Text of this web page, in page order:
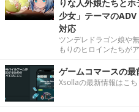
りな人外娘たちと
少女」テーマの
対応
ツンデレドラゴン娘や
もりのヒロインたちが
ゲームコマースの
Xsollaの最新情報はこち